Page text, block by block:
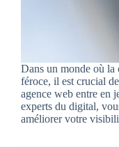
Dans un monde où la
féroce, il est crucial
agence web entre en
experts du digital,
améliorer votre